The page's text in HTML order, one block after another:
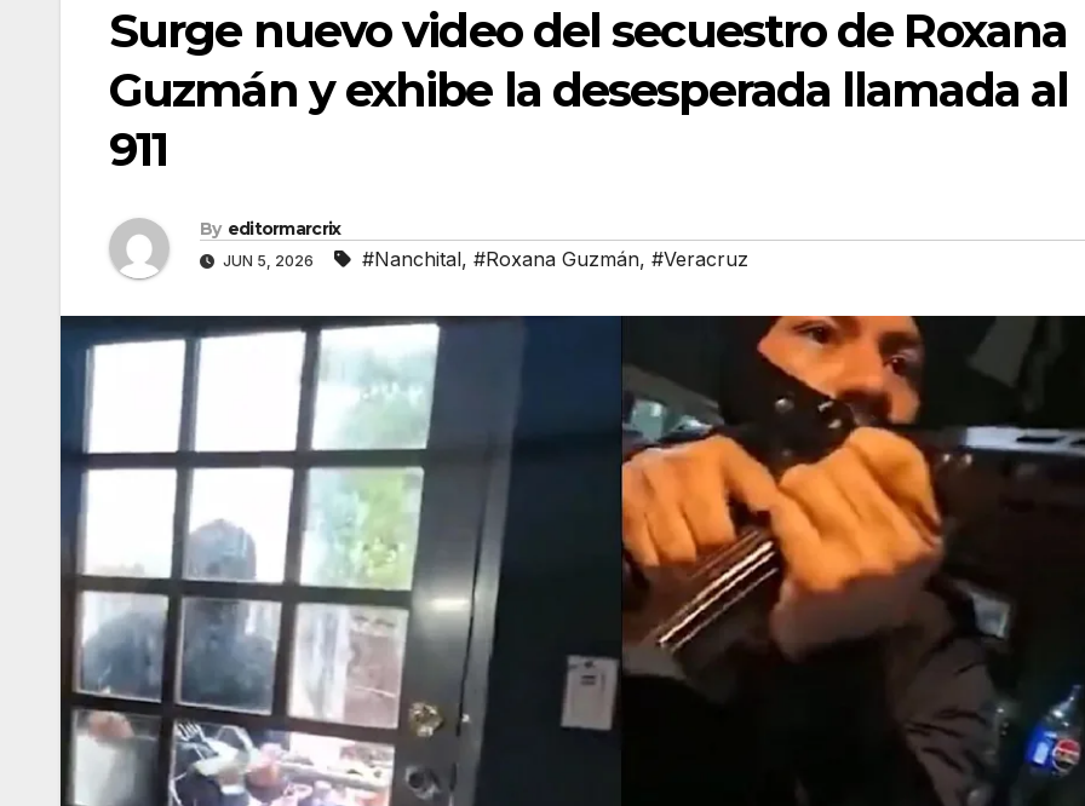
Surge nuevo video del secuestro de Roxana
Guzmán y exhibe la desesperada llamada al
911
By editormarcrix
JUN 5, 2026 #Nanchital, #Roxana Guzmán, #Veracruz